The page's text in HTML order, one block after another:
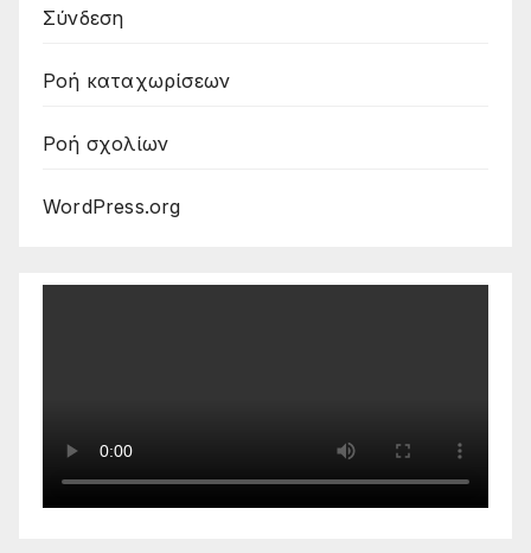
Σύνδεση
Ροή καταχωρίσεων
Ροή σχολίων
WordPress.org